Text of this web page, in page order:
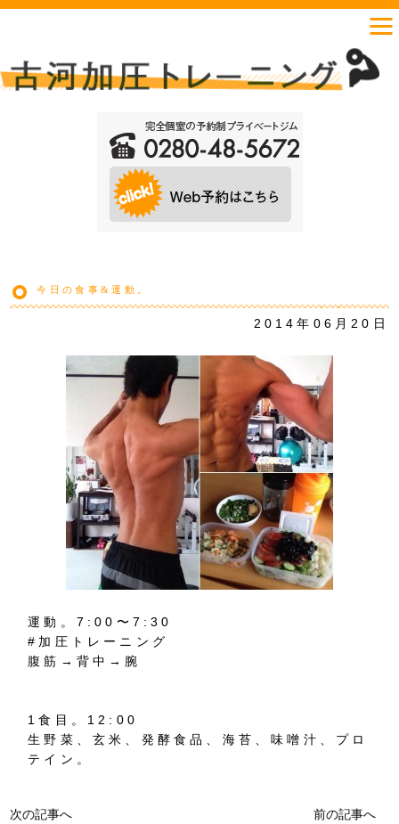
今日の食事&運動。
2014年06月20日
運動。7:00〜7:30
#加圧トレーニング
腹筋→背中→腕
1食目。12:00
生野菜、玄米、発酵食品、海苔、味噌汁、プロ
テイン。
次の記事へ 前の記事へ